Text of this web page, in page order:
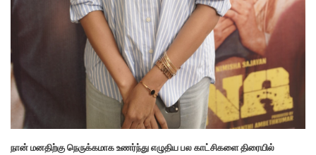
நான் மனதிற்கு நெருக்கமாக உணர்ந்து எழுதிய பல காட்சிகளை திரையில்